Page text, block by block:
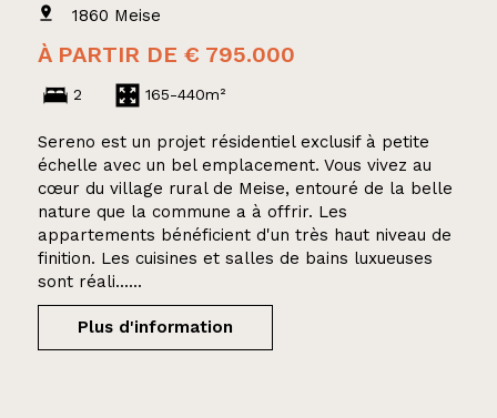
1860 Meise
À PARTIR DE € 795.000
2 165-440m²
Sereno est un projet résidentiel exclusif à petite
échelle avec un bel emplacement. Vous vivez au
cœur du village rural de Meise, entouré de la belle
nature que la commune a à offrir. Les
appartements bénéficient d'un très haut niveau de
finition. Les cuisines et salles de bains luxueuses
sont réali......
Plus d'information